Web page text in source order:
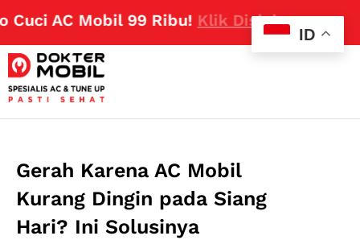
AC Mobil 99 Ribu!Klik Disini
Gerah Karena AC Mobil
Kurang Dingin pada Siang
Hari? Ini Solusinya
ID